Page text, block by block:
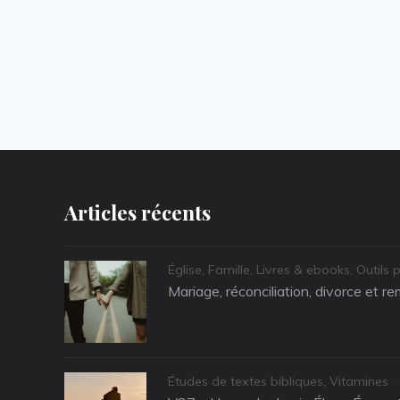
Articles récents
Categories
Église, Famille, Livres & ebooks, Outils
Mariage, réconciliation, divorce et
Categories
Études de textes bibliques,Vitamines